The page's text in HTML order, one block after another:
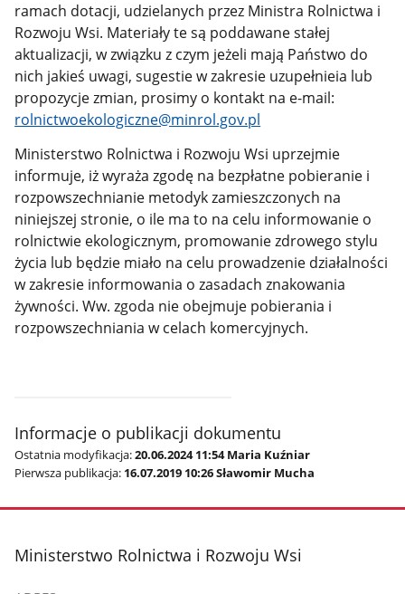
ramach dotacji, udzielanych przez Ministra Rolnictwa i
Rozwoju Wsi. Materiały te są poddawane stałej
aktualizacji, w związku z czym jeżeli mają Państwo do
nich jakieś uwagi, sugestie w zakresie uzupełnieia lub
propozycje zmian, prosimy o kontakt na e-mail:
rolnictwoekologiczne@minrol.gov.pl
Ministerstwo Rolnictwa i Rozwoju Wsi uprzejmie
informuje, iż wyraża zgodę na bezpłatne pobieranie i
rozpowszechnianie metodyk zamieszczonych na
niniejszej stronie, o ile ma to na celu informowanie o
rolnictwie ekologicznym, promowanie zdrowego stylu
życia lub będzie miało na celu prowadzenie działalności
w zakresie informowania o zasadach znakowania
żywności. Ww. zgoda nie obejmuje pobierania i
rozpowszechniania w celach komercyjnych.
Informacje o publikacji dokumentu
Ostatnia modyfikacja:20.06.2024 11:54 Maria Kuźniar
Pierwsza publikacja: 16.07.2019 10:26 Sławomir Mucha
stopka
Ministerstwo Rolnictwa i Rozwoju Wsi